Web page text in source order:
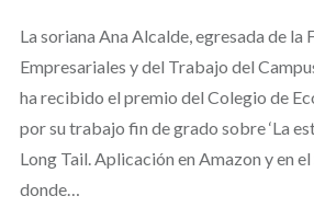
La soriana Ana Alcalde, egresada de la
Empresariales y del Trabajo del
ha recibido el premio del Colegio de
por su trabajo fin de grado sobre ‘La
Long Tail. Aplicación en Amazon y en el
donde…